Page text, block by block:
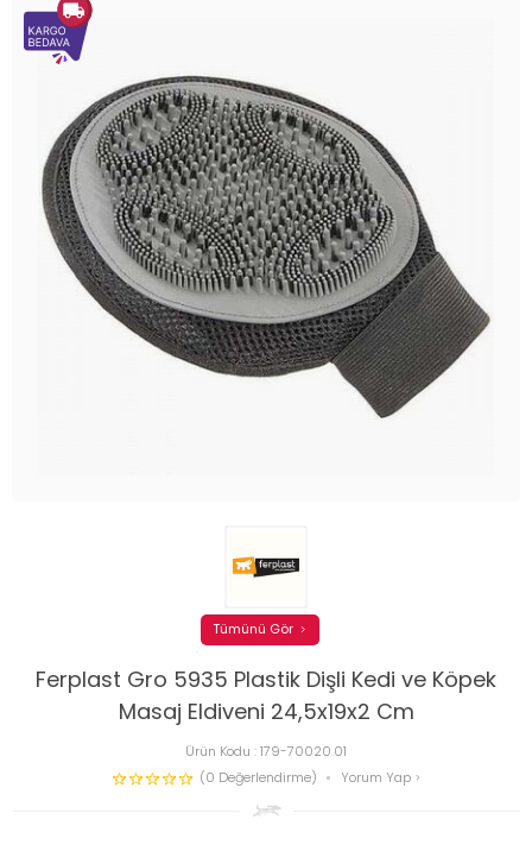
Ferplast Gro 5935 Plastik Dişli Kedi ve Köpek
Masaj Eldiveni 24,5x19x2 Cm
Ürün Kodu :179-70020.01
(0 Değerlendirme)
Yorum Yap
Tümünü Gör